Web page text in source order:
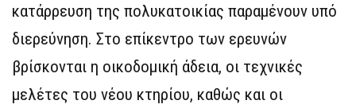
κατάρρευση της πολυκατοικίας παραμένουν υπό
διερεύνηση. Στο επίκεντρο των ερευνών
βρίσκονται η οικοδομική άδεια, οι τεχνικές
μελέτες του νέου κτηρίου, καθώς και οι